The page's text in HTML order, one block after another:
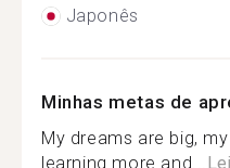
Japonês
Minhas metas de
My dreams are big,
learning more and...